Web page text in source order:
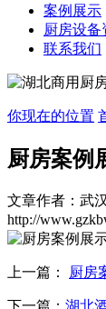
案例展示
厨房设备
联系我们
你现在的位置
厨房案例
文章作者：武
http://
上一篇： 厨房
下一篇： 湖北